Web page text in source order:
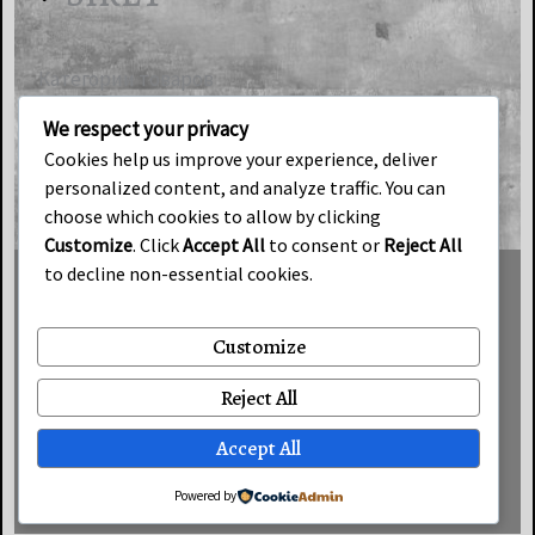
Категории товаров
Гипсовая продукция
ART-Loft
Индустриальный свет
Условия продаж
Cookies
Политика конфиденциальности
© 2026 LoftBrick. Tous droits réservés.
We respect your privacy
Cookies help us improve your experience, deliver
personalized content, and analyze traffic. You can
choose which cookies to allow by clicking
Customize. ClickAccept All to consent or Reject All
to decline non-essential cookies.
Customize
Reject All
Accept All
Powered by